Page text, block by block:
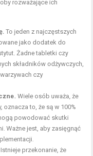
rozważające ich
To jeden z najczęstszych
jako dodatek do
Żadne tabletki czy
składników odżywczych,
czy
Wiele osób uważa, że
to, że są w 100%
powodować skutki
Ważne jest, aby zasięgnąć
Istnieje przekonanie, że